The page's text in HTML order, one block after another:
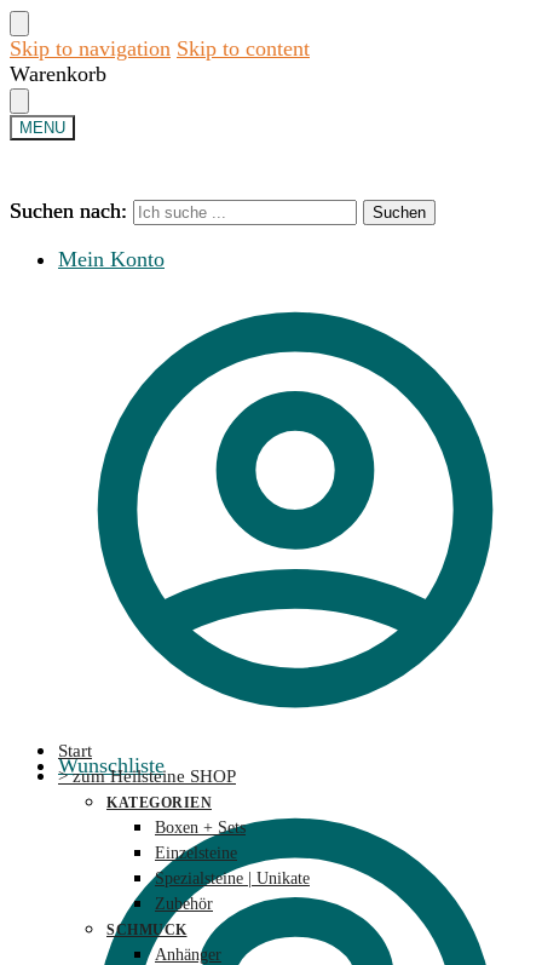
Skip to navigation Skip to content
Warenkorb
MENU
Suchen nach: Suchen
Mein Konto
Wunschliste
Suchen nach: Suchen
Start
> zum Heilsteine SHOP
KATEGORIEN
Boxen + Sets
Einzelsteine
Spezialsteine | Unikate
Zubehör
SCHMUCK
Anhänger